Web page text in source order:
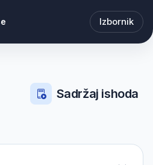
Izbornik
Sadržaj ishoda